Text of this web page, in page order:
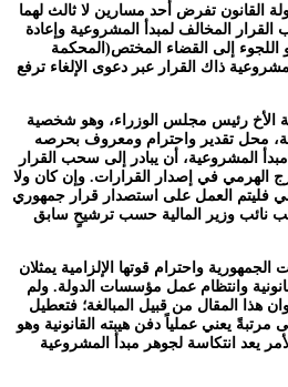
القانون تفرض أحد مسارين لا ثالث لهما
المخالف لمبدأ المشروعية وإعادة
أو اللجوء إلى القضاء المختص(المحكمة
ذاك القرار عبر دعوى الإلغاء ترفع
الأخ رئيس مجلس الوزراء، وهو شخصية
محل تقدير واحترام ومعروف بحرصه
المشروعية، أن يبادر إلى سحب القرار
الهرمي في إصدار القرارات. وإن كان ولا
فليتم العمل على استصدار قرار جمهوري
نائب وزير المالية حسب ترشيحٍ سابق
واحترام قوتها الإلزامية يمثلان
وانتظام عمل مؤسسات الدولة. ولم
هذا المقال من قبيل المبالغة؛ فتعطيل
مرتبةً يعني عملياً دفن هيبته القانونية وهو
يعد انتكاسة لجوهر مبدأ المشروعية